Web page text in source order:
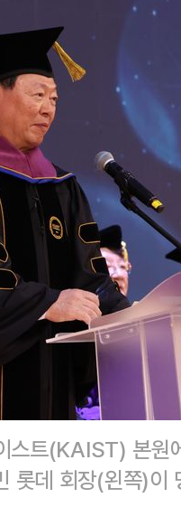
스트(KAIST) 본원
롯데 회장(왼쪽)이